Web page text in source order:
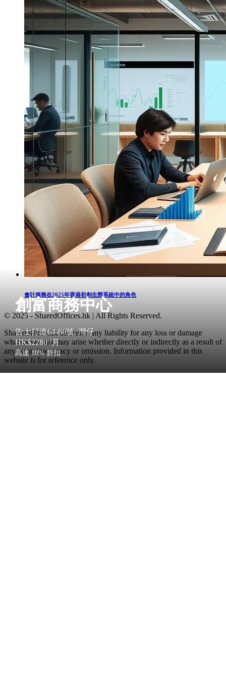
創富商務中心
告士打道64-66號, 灣仔
HK$2280 /月
高達 10% 折扣
會計服務在2025年香港初創生態系統中的角色
© 2025 - SharedOffices.hk | All Rights Reserved.
Sharedoffices.hk disclaims any liability for any loss or damage
whatsoever that may arise whether directly or indirectly as a result of
any error, inaccuracy or omission. Information provided in this
website is for reference only.